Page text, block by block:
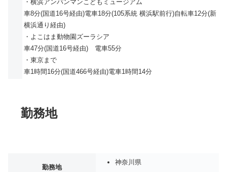
・横浜アンパンマンこどもミュージアム
車8分(国道16号経由)電車18分(105系統 横浜駅前行)自転車12分(新
横浜通り経由)
・よこはま動物園ズーラシア
車47分(国道16号経由) 電車55分
・東京まで
車1時間16分(国道466号経由)電車1時間14分
勤務地
勤務地
神奈川県